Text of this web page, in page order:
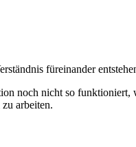
füreinander
noch nicht so
arbeiten.